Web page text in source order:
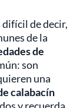
difícil de decir,
de la
de
son
una
calabacín